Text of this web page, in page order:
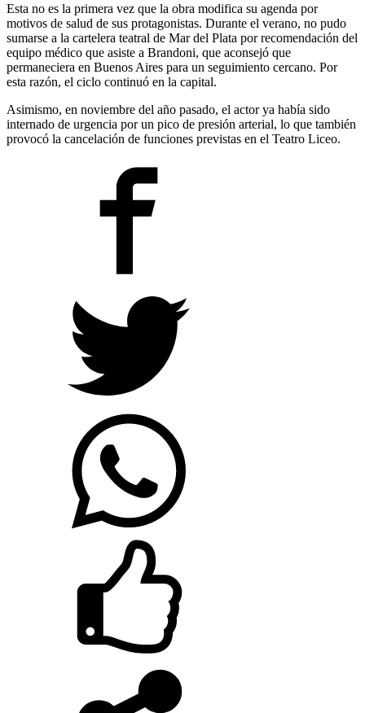
Esta no es la primera vez que la obra modifica su agenda por
motivos de salud de sus protagonistas. Durante el verano, no pudo
sumarse a la cartelera teatral de Mar del Plata por recomendación del
equipo médico que asiste a Brandoni, que aconsejó que
permaneciera en Buenos Aires para un seguimiento cercano. Por
esta razón, el ciclo continuó en la capital.
Asimismo, en noviembre del año pasado, el actor ya había sido
internado de urgencia por un pico de presión arterial, lo que también
provocó la cancelación de funciones previstas en el Teatro Liceo.